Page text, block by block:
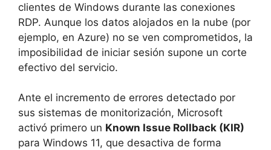
clientes de Windows durante las conexiones
RDP. Aunque los datos alojados en la nube (por
ejemplo, en Azure) no se ven comprometidos, la
imposibilidad de iniciar sesión supone un corte
efectivo del servicio.
Ante el incremento de errores detectado por
sus sistemas de monitorización, Microsoft
activó primero un Known Issue Rollback (KIR)
para Windows 11, que desactiva de forma